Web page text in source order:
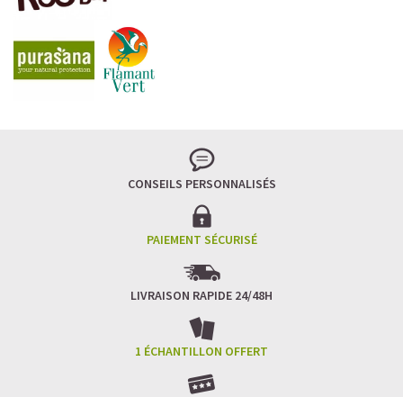
CONSEILS PERSONNALISÉS
PAIEMENT SÉCURISÉ
LIVRAISON RAPIDE 24/48H
1 ÉCHANTILLON OFFERT